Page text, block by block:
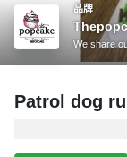
服
務
及
品
品牌
We share
Patrol dog